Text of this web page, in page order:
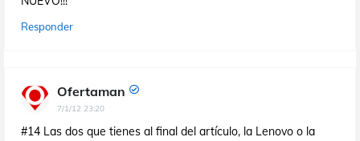
Responder
Ofertaman
7/1/12 23:20
#14 Las dos que tienes al final del artículo, la Lenovo o la